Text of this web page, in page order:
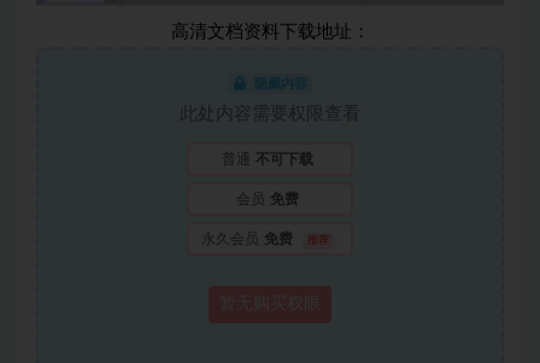
高清文档资料下载地址：
隐藏内容
此处内容需要权限查看
普通 不可下载
会员 免费
永久会员 免费 推荐